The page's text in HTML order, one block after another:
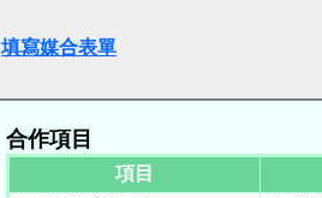
填寫媒合表單
合作項目
項目